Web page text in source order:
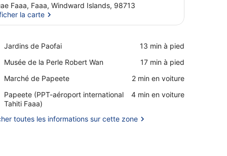
Faaa, Faaa, Windward Islands, 98713
la carte
Jardins de Paofai
Place,
de
‪13 min à pied‬
Musée de la Perle Robert Wan
Place,
de
Perle
Robert
Wan
‪17 min à pied‬
Marché de Papeete
Place,
de
Papeete
‪2 min en voiture‬
Papeete (PPT-aéroport international
Tahiti Faaa)
Airport,
Papeete
aéroport
‪4 min en voiture‬
toutes les informations sur cette zone